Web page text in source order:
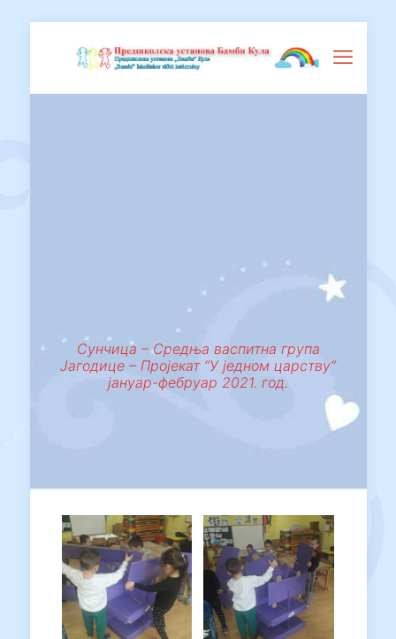
Сунчица – Средња васпитна група
Јагодице – Пројекат “У једном царству“
јануар-фебруар 2021. год.